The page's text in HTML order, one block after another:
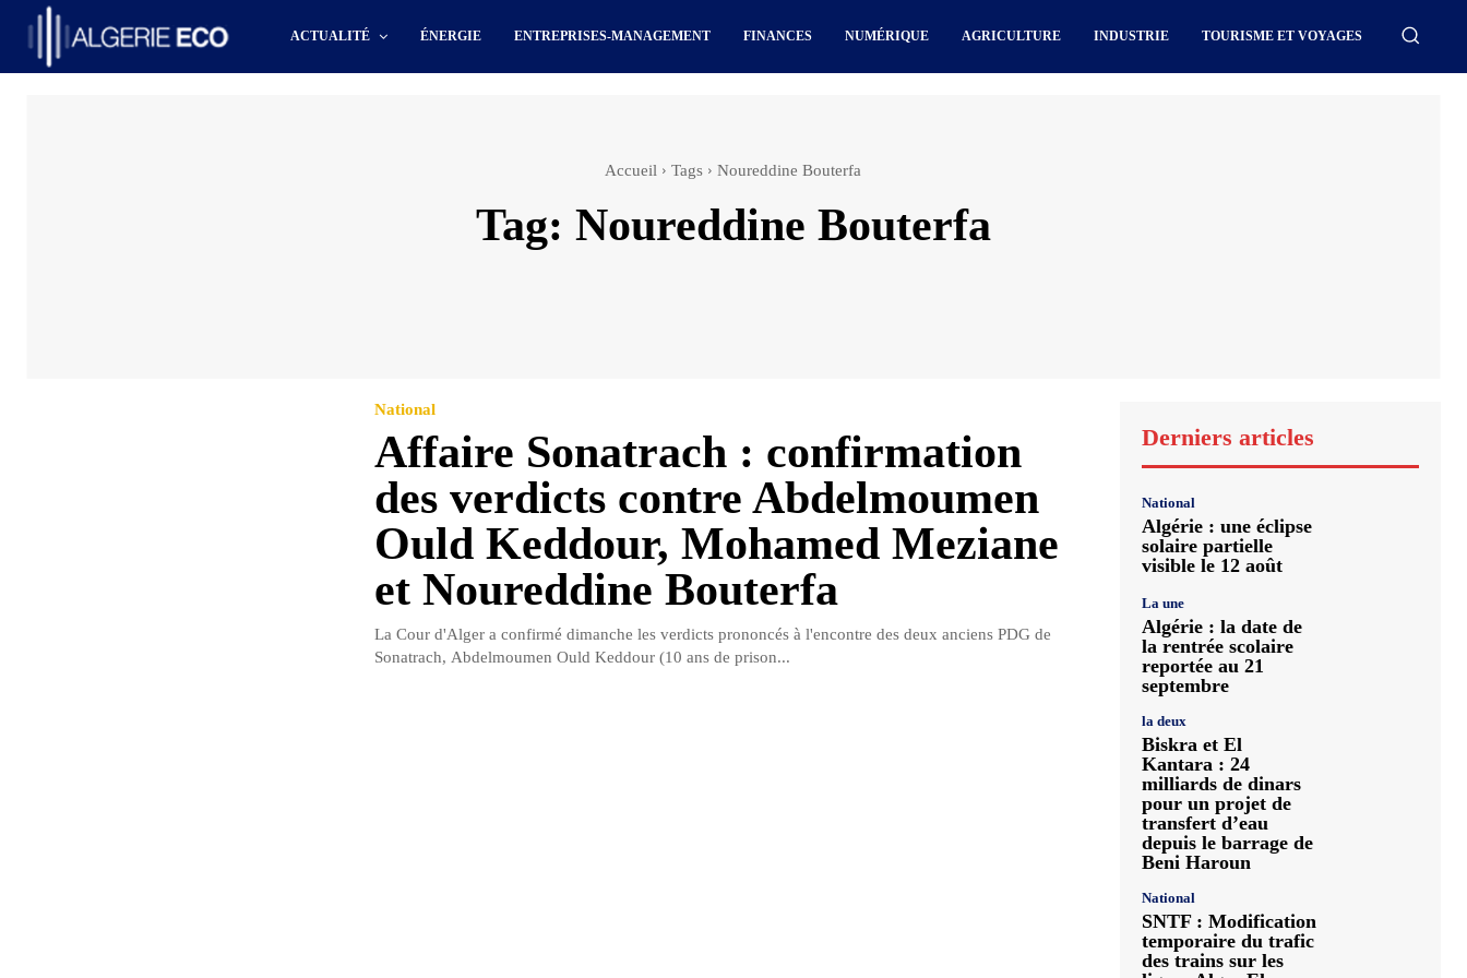
ACTUALITÉ ÉNERGIE ENTREPRISES-MANAGEMENT FINANCES NUMÉRIQUE AGRICULTURE INDUSTRIE TOURISME ET VOYAGES
Accueil Tags Noureddine Bouterfa
Tag: Noureddine Bouterfa
National
Affaire Sonatrach : confirmation
des verdicts contre Abdelmoumen
Ould Keddour, Mohamed Meziane
et Noureddine Bouterfa
La Cour d'Alger a confirmé dimanche les verdicts prononcés à l'encontre des deux anciens PDG de
Sonatrach, Abdelmoumen Ould Keddour (10 ans de prison...
Derniers articles
National
Algérie : une éclipse
solaire partielle
visible le 12 août
La une
Algérie : la date de
la rentrée scolaire
reportée au 21
septembre
la deux
Biskra et El
Kantara : 24
milliards de dinars
pour un projet de
transfert d’eau
depuis le barrage de
Beni Haroun
National
SNTF : Modification
temporaire du trafic
des trains sur les